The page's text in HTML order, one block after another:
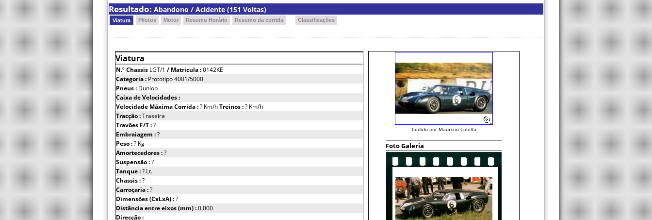
Resultado: Abandono / Acidente (151 Voltas)
Viatura Pilotos Motor Resumo Horário Resumo da corrida Classificações
Viatura
N.º Chassis LGT/1 / Matricula :0142KE
Categoria : Prototipo 4001/5000
Pneus : Dunlop
Caixa de Velocidades :
Velocidade Máxima Corrida :? Km/hTreinos :? Km/h
Tracção :Traseira
Travões F/T :?
Embraiagem :?
Peso :? Kg
Amortecedores :?
Suspensão :?
Tanque :? Lt.
Chassis :?
Carroçaria :?
Dimensões (CxLxA) :?
Distância entre eixos (mm) :0.000
Direcção :
Cedido por Maurizio Colella
Foto Galeria